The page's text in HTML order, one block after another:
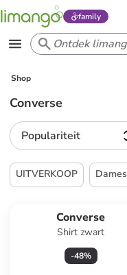
family
Shop
Converse
Populariteit
UITVERKOOP Dames
Converse
Shirt zwart
-48%